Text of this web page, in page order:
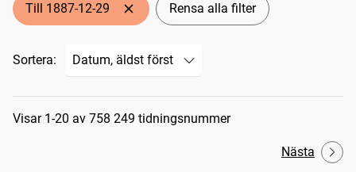
Till 1887-12-29 Rensa alla filter
Sortera:
Sökresultat
Visar 1-20 av 758 249 tidningsnummer
Nästa